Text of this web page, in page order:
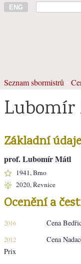
ENG
Seznam sbormistrů
Základní údaje
prof. Lubomír Mátl
1941, Brno
2020, Řevnice
Ocenění a
2016 Cena
2012
Cena
Prix